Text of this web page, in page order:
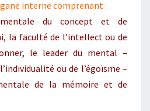
interne comprenant :
du concept et de
la faculté de l’intellect ou de
le leader du mental –
ou de l’égoïsme –
de la mémoire et de